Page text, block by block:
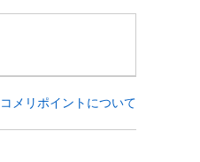
コメリポイントについて